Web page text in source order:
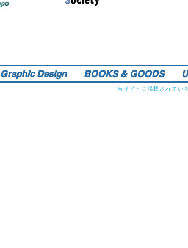
Graphic Design BOOKS & GOODS
当サイトに掲載されてい